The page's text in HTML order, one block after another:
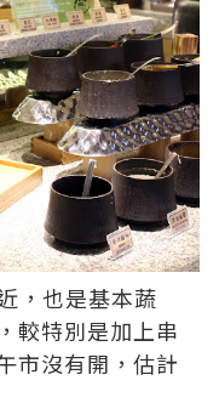
，也是基本蔬
較特別是加上串
市沒有開，估計